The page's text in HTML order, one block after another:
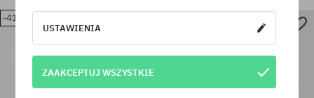
Dostępne rozmiary:
28; 30; 32; 34; 36
Dostępne rozmiary:
M; XL
-41%
USTAWIENIA
ZAAKCEPTUJ WSZYSTKIE